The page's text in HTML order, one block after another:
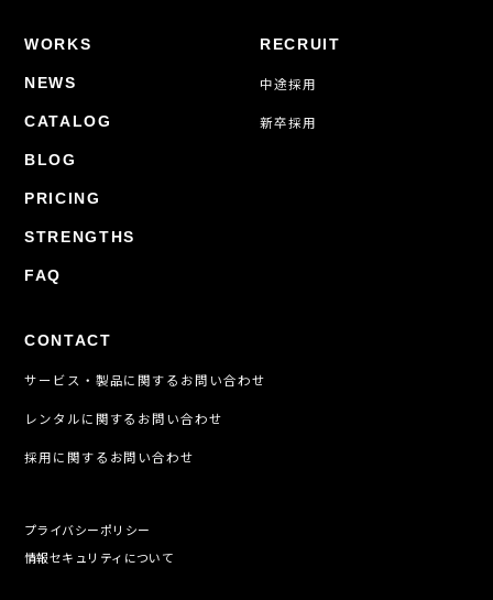
WORKS
NEWS
CATALOG
BLOG
PRICING
STRENGTHS
FAQ
RECRUIT
中途採用
新卒採用
CONTACT
サービス・製品に関するお問い合わせ
レンタルに関するお問い合わせ
採用に関するお問い合わせ
プライバシーポリシー
情報セキュリティについて